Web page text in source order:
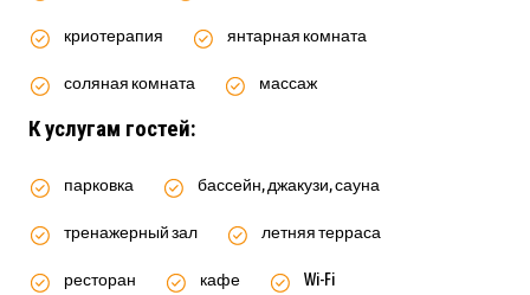
криотерапия янтарная комната
соляная комната массаж
К услугам гостей:
парковка бассейн, джакузи, сауна
тренажерный зал летняя терраса
ресторан кафе Wi-Fi